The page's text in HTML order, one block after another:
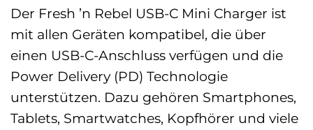
Der Fresh ’n Rebel USB-C Mini Charger ist
mit allen Geräten kompatibel, die über
einen USB-C-Anschluss verfügen und die
Power Delivery (PD) Technologie
unterstützen. Dazu gehören Smartphones,
Tablets, Smartwatches, Kopfhörer und viele